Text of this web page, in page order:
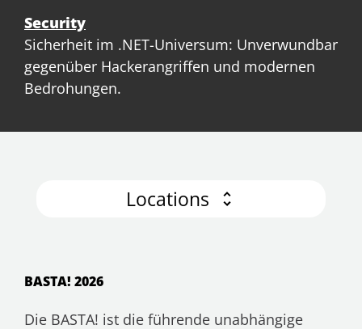
Security
Sicherheit im .NET-Universum: Unverwundbar
gegenüber Hackerangriffen und modernen
Bedrohungen.
Locations
BASTA! 2026
Die BASTA! ist die führende unabhängige